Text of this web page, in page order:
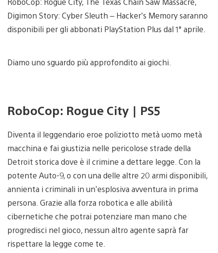
Digimon Story: Cyber Sleuth – Hacker’s Memory saranno
disponibili per gli abbonati PlayStation Plus dal 1° aprile.
Diamo uno sguardo più approfondito ai giochi.
RoboCop: Rogue City | PS5
Diventa il leggendario eroe poliziotto metà uomo metà
macchina e fai giustizia nelle pericolose strade della
Detroit storica dove è il crimine a dettare legge. Con la
potente Auto-9, o con una delle altre 20 armi disponibili,
annienta i criminali in un’esplosiva avventura in prima
persona. Grazie alla forza robotica e alle abilità
cibernetiche che potrai potenziare man mano che
progredisci nel gioco, nessun altro agente saprà far
rispettare la legge come te.